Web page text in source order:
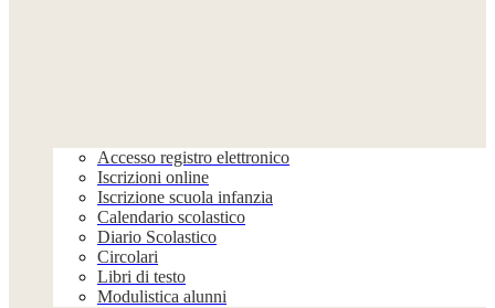
Accesso registro elettronico
Iscrizioni online
Iscrizione scuola infanzia
Calendario scolastico
Diario Scolastico
Circolari
Libri di testo
Modulistica alunni